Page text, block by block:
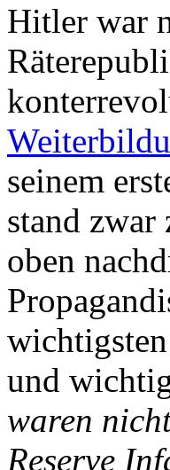
Hitler war
seinem
stand zwar
oben
und
waren
Reserve